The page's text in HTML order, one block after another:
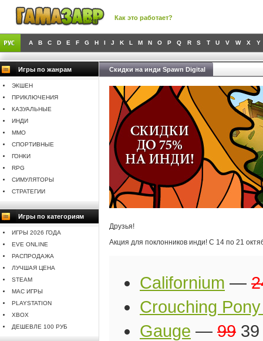
Как это работает?
A B C D E F G H I J K L M N O P Q R S T U V W X Y
Игры по жанрам
ЭКШЕН
ПРИКЛЮЧЕНИЯ
КАЗУАЛЬНЫЕ
ИНДИ
MMO
СПОРТИВНЫЕ
ГОНКИ
RPG
СИМУЛЯТОРЫ
СТРАТЕГИИ
Игры по категориям
ИГРЫ 2026 ГОДА
EVE ONLINE
РАСПРОДАЖА
ЛУЧШАЯ ЦЕНА
STEAM
MAC ИГРЫ
PLAYSTATION
XBOX
ДЕШЕВЛЕ 100 РУБ
Скидки на инди Spawn Digital
Друзья!
Акция для поклонников инди! С 14 по 21
Californium —
Crouching
Gauge — 99